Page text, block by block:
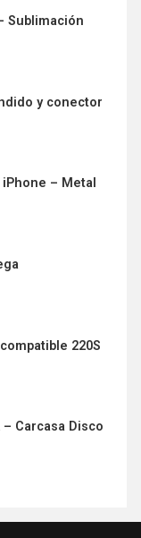
Sublimación
y conector
– Metal
220S
– Carcasa Disco